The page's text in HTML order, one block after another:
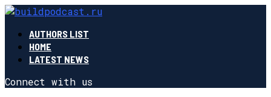
AUTHORS LIST
HOME
LATEST NEWS
Connect with us